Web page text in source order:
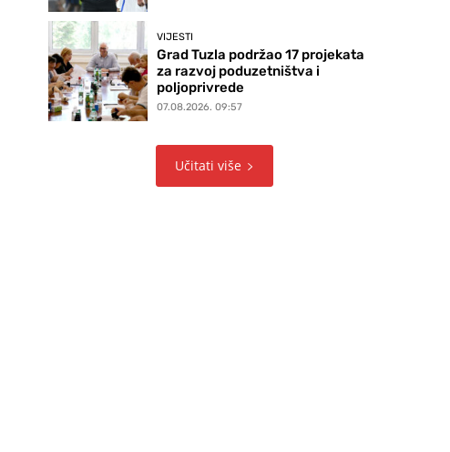
VIJESTI
Grad Tuzla podržao 17 projekata
za razvoj poduzetništva i
poljoprivrede
07.08.2026. 09:57
Učitati više